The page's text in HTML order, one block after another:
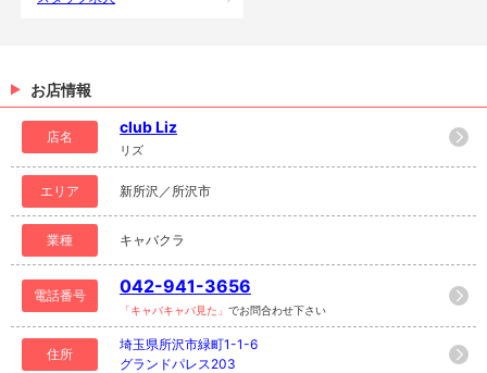
お店情報
店名
club Liz
リズ
エリア 新所沢／所沢市
業種 キャバクラ
電話番号 042-941-3656
「キャバキャバ見た」 でお問合わせ下さい
住所
埼玉県所沢市緑町1-1-6
グランドパレス203